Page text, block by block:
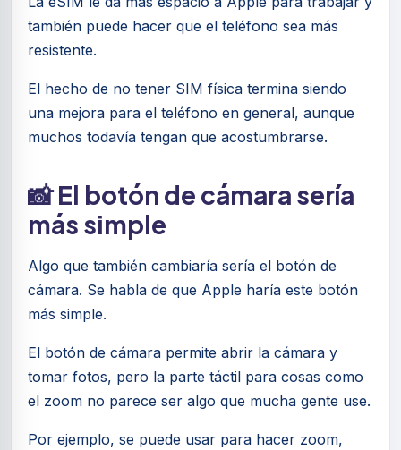
también puede hacer que el teléfono sea más
resistente.
El hecho de no tener SIM física termina siendo
una mejora para el teléfono en general, aunque
muchos todavía tengan que acostumbrarse.
📸 El botón de cámara sería
más simple
Algo que también cambiaría sería el botón de
cámara. Se habla de que Apple haría este botón
más simple.
El botón de cámara permite abrir la cámara y
tomar fotos, pero la parte táctil para cosas como
el zoom no parece ser algo que mucha gente use.
Por ejemplo, se puede usar para hacer zoom,